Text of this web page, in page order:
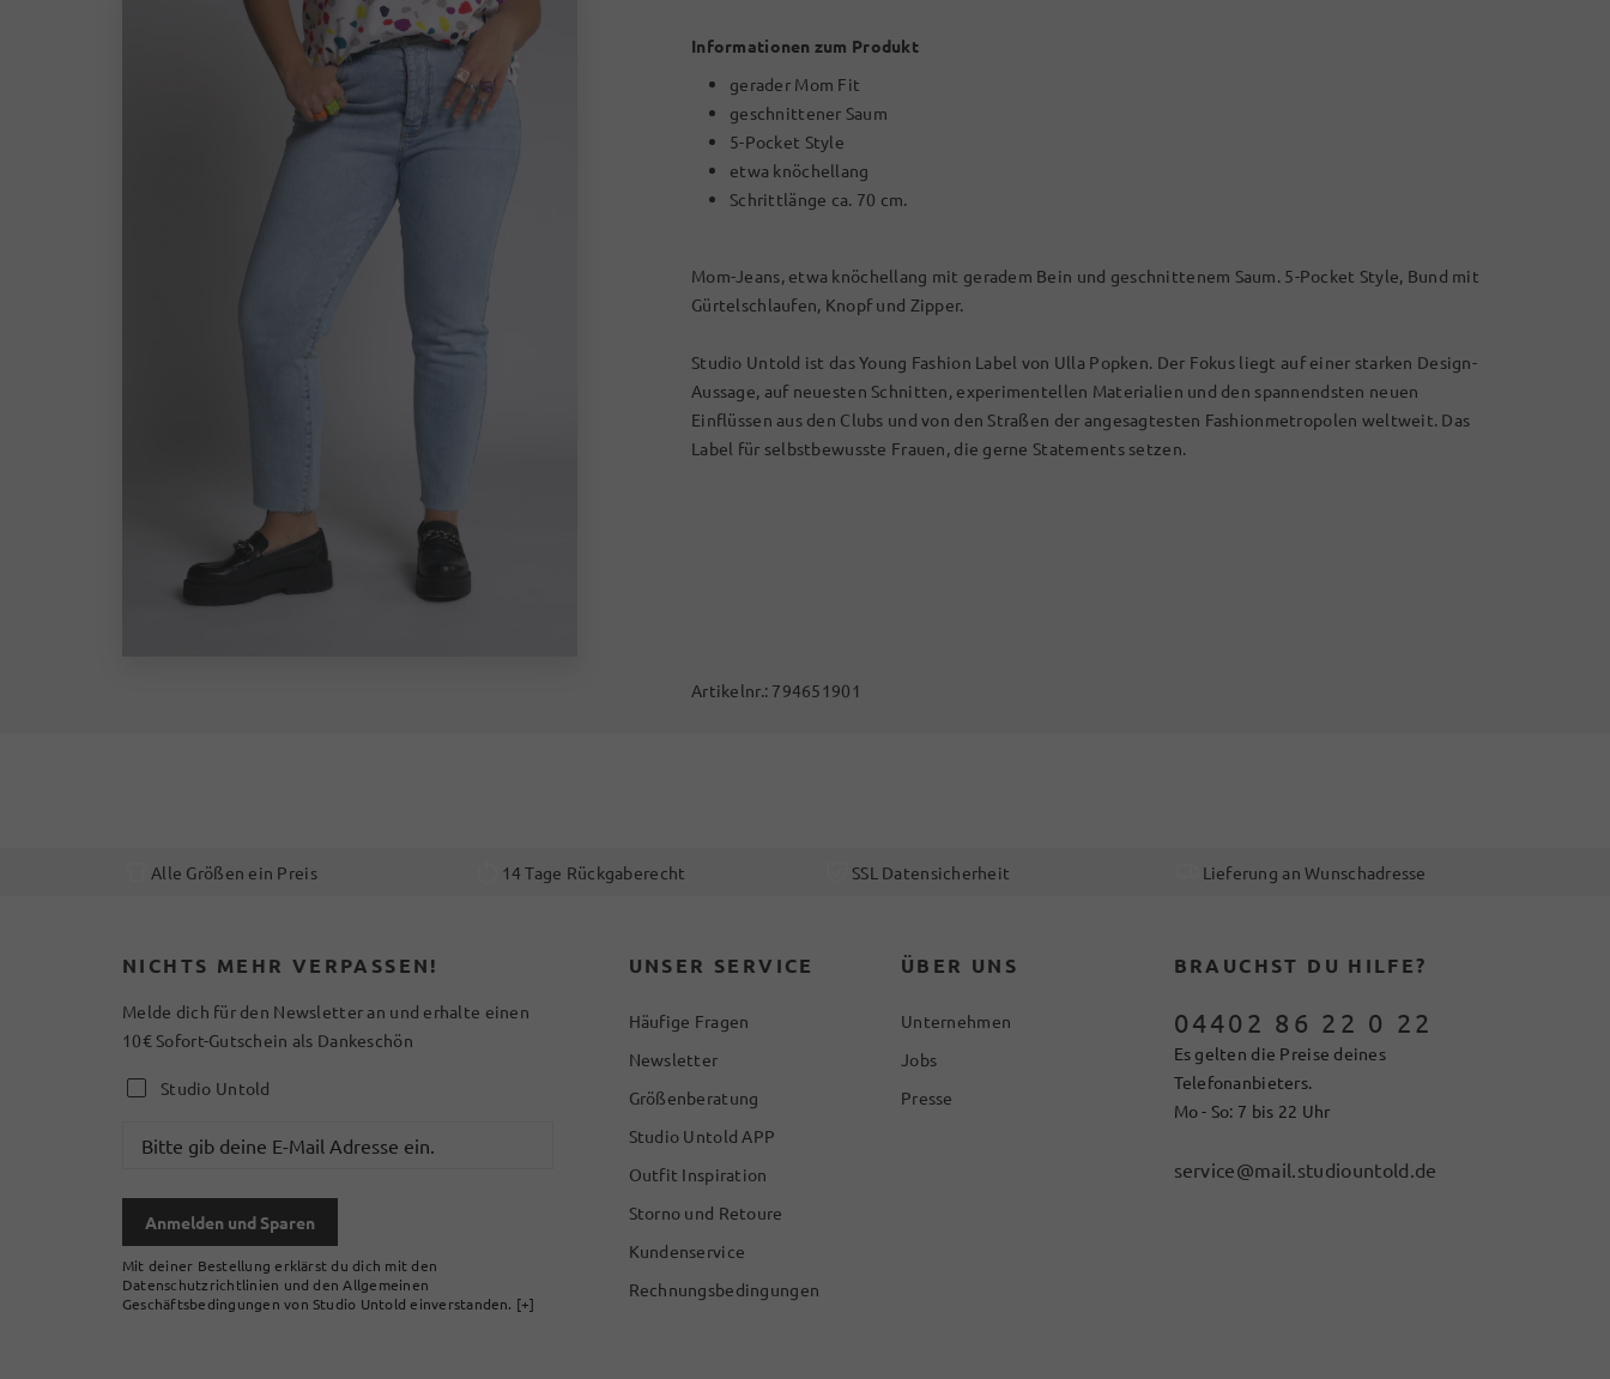
Informationen zum Produkt
gerader Mom Fit
geschnittener Saum
5-Pocket Style
etwa knöchellang
Schrittlänge ca. 70 cm.
Mom-Jeans, etwa knöchellang mit geradem Bein und geschnittenem Saum. 5-Pocket Style, Bund mit
Gürtelschlaufen, Knopf und Zipper.
Studio Untold ist das Young Fashion Label von Ulla Popken. Der Fokus liegt auf einer starken Design-
Aussage, auf neuesten Schnitten, experimentellen Materialien und den spannendsten neuen
Einflüssen aus den Clubs und von den Straßen der angesagtesten Fashionmetropolen weltweit. Das
Label für selbstbewusste Frauen, die gerne Statements setzen.
Artikelnr.: 794651901
Alle Größen ein Preis 14 Tage Rückgaberecht SSL Datensicherheit Lieferung an Wunschadresse
NICHTS MEHR VERPASSEN!
Melde dich für den Newsletter an und erhalte einen
10€ Sofort-Gutschein als Dankeschön
Studio Untold
Anmelden und Sparen
Mit deiner Bestellung erklärst du dich mit den
Datenschutzrichtlinien und den Allgemeinen
Geschäftsbedingungen von Studio Untold einverstanden. [+]
UNSER SERVICE
Häufige Fragen
Newsletter
Größenberatung
Studio Untold APP
Outfit Inspiration
Storno und Retoure
Kundenservice
Rechnungsbedingungen
ÜBER UNS
Unternehmen
Jobs
Presse
BRAUCHST DU HILFE?
04402 86 22 0 22
Es gelten die Preise deines
Telefonanbieters.
Mo - So: 7 bis 22 Uhr
service@mail.studiountold.de